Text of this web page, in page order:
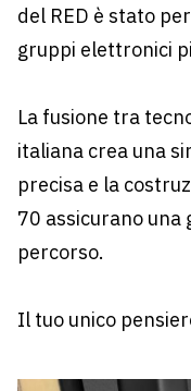
del RED è stato
gruppi elettronici
La fusione tra
italiana crea una
precisa e la
70 assicurano una
percorso.
Il tuo unico